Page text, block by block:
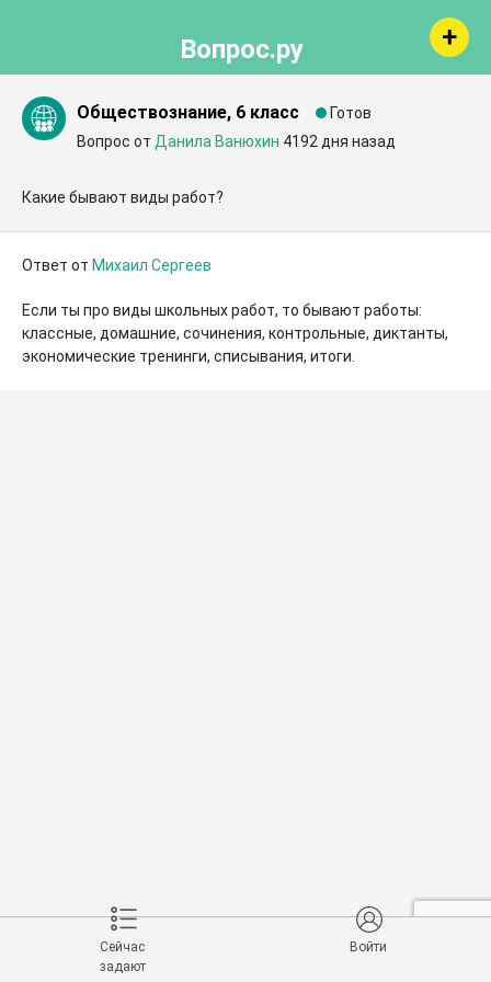
Вопрос.ру
Обществознание, 6 класс
Готов
Вопрос от Данила Ванюхин 4192 дня назад
Какие бывают виды работ?
Ответ от Михаил Сергеев
Если ты про виды школьных работ, то бывают работы:
классные, домашние, сочинения, контрольные, диктанты,
экономические тренинги, списывания, итоги.
Сейчас
задают
Войти